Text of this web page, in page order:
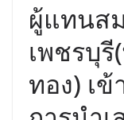
ผู้แทนส
เพชรบุ
ทอง) เ